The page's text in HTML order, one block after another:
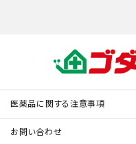
医薬品に関する注意事項
お問い合わせ